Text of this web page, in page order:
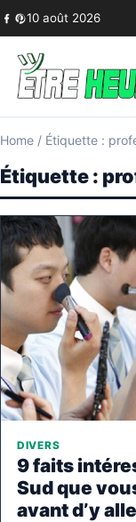
Skip to content
10 août 2026
Home / Étiquette :
Étiquette :
DIVERS
9 faits
Sud que
avant d’y